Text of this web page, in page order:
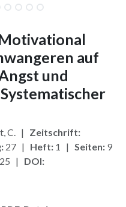
auf
und
C. | Zeitschrift:
27 | Heft: 1 | Seiten: 9
| DOI: